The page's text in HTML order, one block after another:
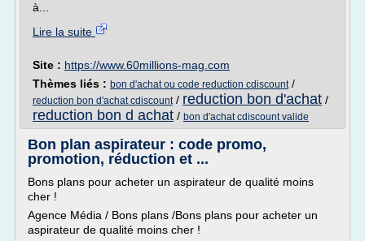
à...
Lire la suite
Site : https://www.60millions-mag.com
Thèmes liés : bon d'achat ou code reduction cdiscount/
reduction bon d'achat cdiscount/ reduction bon d'achat /
reduction bon d achat / bon d'achat cdiscount valide
Bon plan aspirateur : code promo,
promotion, réduction et ...
Bons plans pour acheter un aspirateur de qualité moins
cher !
Agence Média / Bons plans /Bons plans pour acheter un
aspirateur de qualité moins cher !